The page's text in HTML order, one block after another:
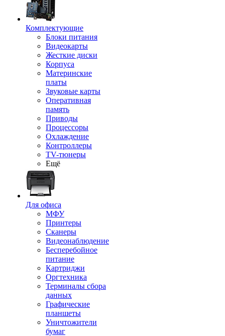
Комплектующие
Блоки питания
Видеокарты
Жесткие диски
Корпуса
Материнские
платы
Звуковые карты
Оперативная
память
Приводы
Процессоры
Охлаждение
Контроллеры
TV-тюнеры
Ещё
Для офиса
МФУ
Принтеры
Сканеры
Видеонаблюдение
Бесперебойное
питание
Картриджи
Оргтехника
Терминалы сбора
данных
Графические
планшеты
Уничтожители
бумаг